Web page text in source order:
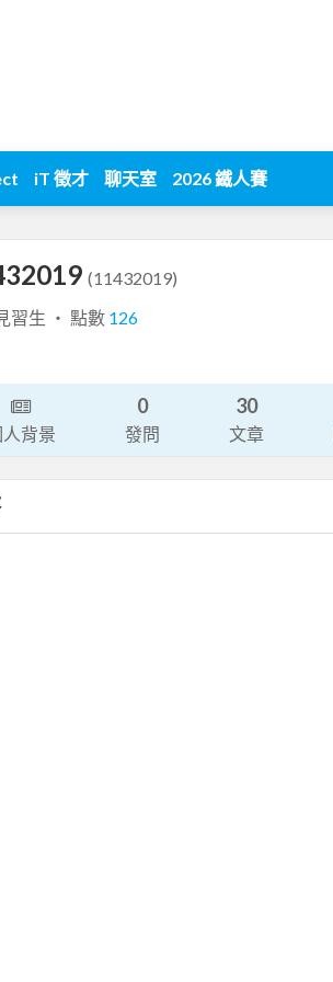
iT 徵才 聊天室 2026 鐵人賽
(11432019)
習生 ‧ 點數 126
背景
0
發問
30
文章